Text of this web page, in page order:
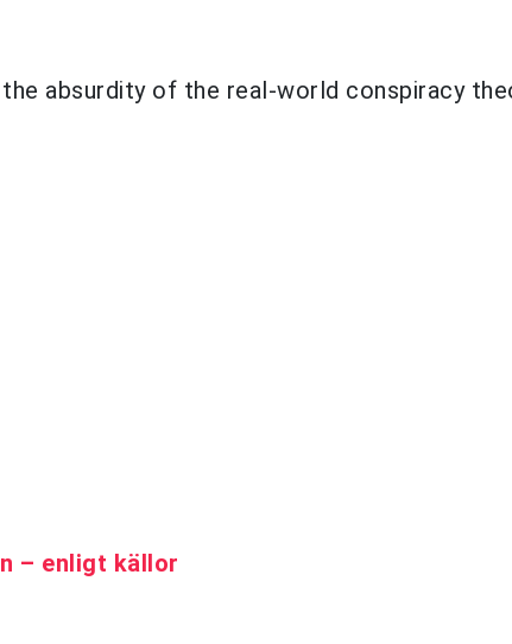
absurdity of the real-world conspiracy
– enligt källor